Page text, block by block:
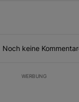
Noch keine
WERBUNG